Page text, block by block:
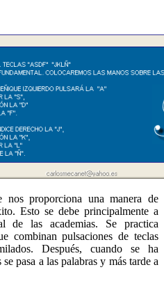
nos proporciona una manera de
Esto se debe principalmente a
de las academias. Se practica
combinan pulsaciones de teclas
Después, cuando se ha
pasa a las palabras y más tarde a